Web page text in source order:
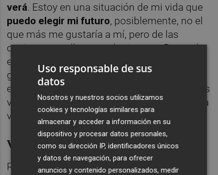
verá. Estoy en una situación de mi vida que
puedo elegir mi futuro, posiblemente, no el
que más me gustaría a mí, pero de las
opciones que lleguen, elegiremos. Para mí
es mucho más difícil elegir que entrenar. Me
gusta dirigir, pero cuando no estás
entrenando, la paciencia y el análisis son dos
valores que no debo olvidar porque si alguna
vez no le dí esa importancia, me equivoqué".
Visita al Mallorca
Respecto al partido del domingo, García
Uso responsable de sus
datos
Nosotros y nuestros socios utilizamos
cookies y tecnologías similares para
almacenar y acceder a información en su
dispositivo y procesar datos personales,
como su dirección IP, identificadores únicos
y datos de navegación, para ofrecer
anuncios y contenido personalizados, medir